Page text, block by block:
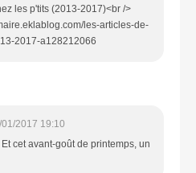
les p'tits (2013-2017)<br />
les-articles-de-
2017-a128212066
2017 19:10
cet avant-goût de printemps, un